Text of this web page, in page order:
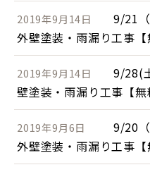
2019年9月14日
9/21
外壁塗装・雨漏り工事【
2019年9月14日
9/28(
壁塗装・雨漏り工事【無
2019年9月6日
9/20
外壁塗装・雨漏り工事【